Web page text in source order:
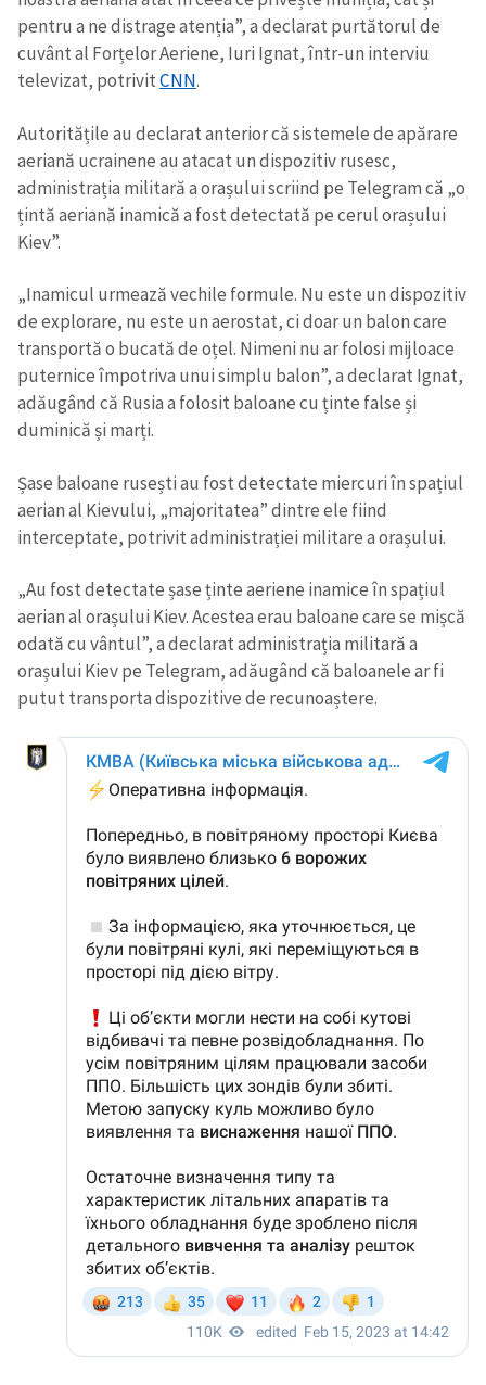
Trimite o informație
pentru a ne distrage atenția”, a declarat purtătorul de
cuvânt al Forțelor Aeriene, Iuri Ignat, într-un interviu
televizat, potrivitCNN.
Autoritățile au declarat anterior că sistemele de apărare
aeriană ucrainene au atacat un dispozitiv rusesc,
administrația militară a orașului scriind pe Telegram că „o
țintă aeriană inamică a fost detectată pe cerul orașului
Kiev”.
„Inamicul urmează vechile formule. Nu este un dispozitiv
de explorare, nu este un aerostat, ci doar un balon care
transportă o bucată de oțel. Nimeni nu ar folosi mijloace
puternice împotriva unui simplu balon”, a declarat Ignat,
adăugând că Rusia a folosit baloane cu ținte false și
duminică și marți.
Șase baloane rusești au fost detectate miercuri în spațiul
aerian al Kievului, „majoritatea” dintre ele fiind
interceptate, potrivit administrației militare a orașului.
„Au fost detectate șase ținte aeriene inamice în spațiul
aerian al orașului Kiev. Acestea erau baloane care se mișcă
odată cu vântul”, a declarat administrația militară a
orașului Kiev pe Telegram, adăugând că baloanele ar fi
putut transporta dispozitive de recunoaștere.